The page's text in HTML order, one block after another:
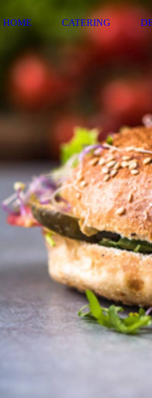
HOME CATERING